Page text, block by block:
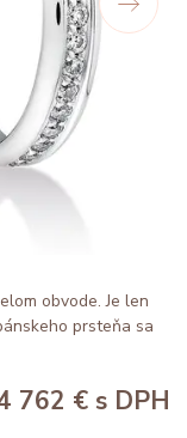
obvode. Je len
prsteňa sa
762 € s DPH